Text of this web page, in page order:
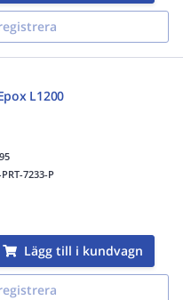
L1200
7233-P
Lägg till i kundvagn